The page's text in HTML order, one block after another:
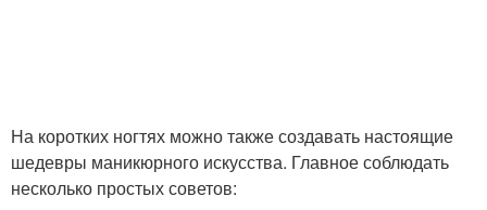
На коротких ногтях можно также создавать настоящие
шедевры маникюрного искусства. Главное соблюдать
несколько простых советов: